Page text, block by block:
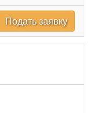
Подать заявку